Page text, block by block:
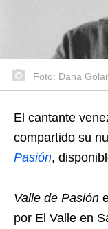
Foto: Dana
El cantante
compartido su
Pasión,
Valle de Pasión
por El Valle en